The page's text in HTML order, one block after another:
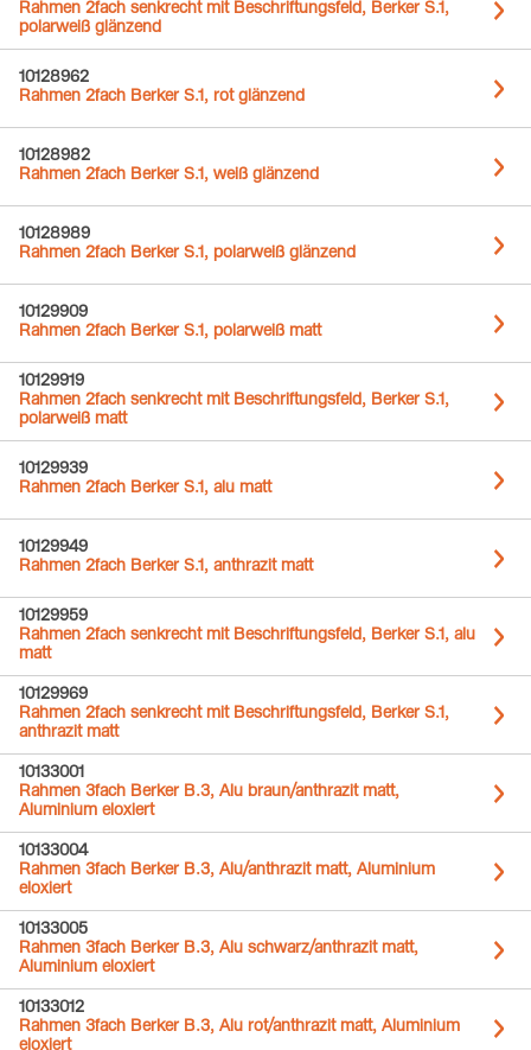
Rahmen 2fach senkrecht mit Beschriftungsfeld, Berker S.1,
polarweiß glänzend
10128962
Rahmen 2fach Berker S.1, rot glänzend
10128982
Rahmen 2fach Berker S.1, weiß glänzend
10128989
Rahmen 2fach Berker S.1, polarweiß glänzend
10129909
Rahmen 2fach Berker S.1, polarweiß matt
10129919
Rahmen 2fach senkrecht mit Beschriftungsfeld, Berker S.1,
polarweiß matt
10129939
Rahmen 2fach Berker S.1, alu matt
10129949
Rahmen 2fach Berker S.1, anthrazit matt
10129959
Rahmen 2fach senkrecht mit Beschriftungsfeld, Berker S.1, alu
matt
10129969
Rahmen 2fach senkrecht mit Beschriftungsfeld, Berker S.1,
anthrazit matt
10133001
Rahmen 3fach Berker B.3, Alu braun/anthrazit matt,
Aluminium eloxiert
10133004
Rahmen 3fach Berker B.3, Alu/anthrazit matt, Aluminium
eloxiert
10133005
Rahmen 3fach Berker B.3, Alu schwarz/anthrazit matt,
Aluminium eloxiert
10133012
Rahmen 3fach Berker B.3, Alu rot/anthrazit matt, Aluminium
eloxiert